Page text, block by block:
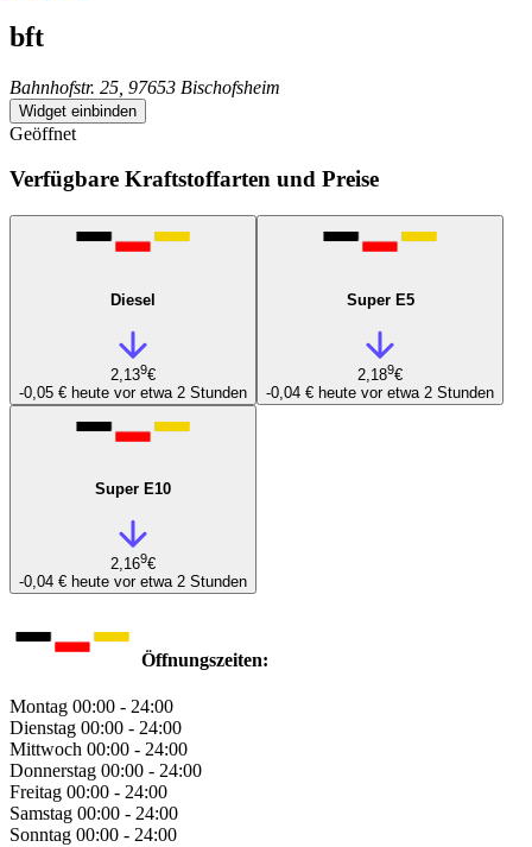
bft
Bahnhofstr. 25, 97653 Bischofsheim
Widget einbinden
Geöffnet
Verfügbare Kraftstoffarten und Preise
Diesel
2,139€
-0,05 € heute vor etwa 2 Stunden
Super E5
2,189€
-0,04 € heute vor etwa 2 Stunden
Super E10
2,169€
-0,04 € heute vor etwa 2 Stunden
Öffnungszeiten:
Montag 00:00 - 24:00
Dienstag 00:00 - 24:00
Mittwoch 00:00 - 24:00
Donnerstag 00:00 - 24:00
Freitag 00:00 - 24:00
Samstag 00:00 - 24:00
Sonntag 00:00 - 24:00